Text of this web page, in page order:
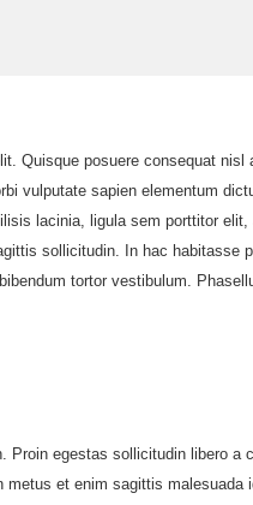
Quisque posuere consequat
vulputate sapien elementum
lacinia, ligula sem porttitor
sollicitudin. In hac
tortor vestibulum.
Proin egestas sollicitudin libero
et enim sagittis